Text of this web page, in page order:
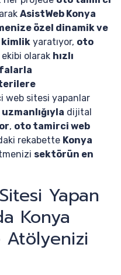
AsistWeb Konya
özel dinamik ve
kimlik yaratıyor, oto
ekibi olarak hızlı
web sitesi yapanlar
uzmanlığıyla dijital
, oto tamirci web
rekabette Konya
sektörün en
Yapan
Konya
Atölyenizi